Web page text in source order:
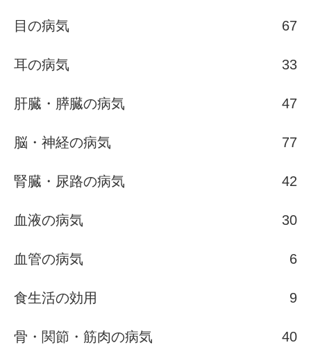
目の病気 67
耳の病気 33
肝臓・膵臓の病気 47
脳・神経の病気 77
腎臓・尿路の病気 42
血液の病気 30
血管の病気 6
食生活の効用 9
骨・関節・筋肉の病気 40